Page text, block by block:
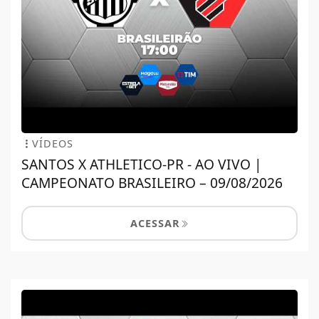
VÍDEOS
SANTOS X ATHLETICO-PR - AO VIVO |
CAMPEONATO BRASILEIRO – 09/08/2026
ACESSAR